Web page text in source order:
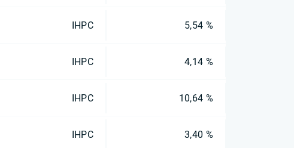
IHPC 5,54 %
IHPC 4,14 %
IHPC 10,64 %
IHPC 3,40 %